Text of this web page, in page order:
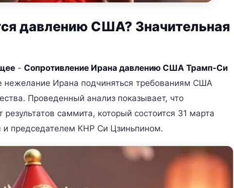
давлению США? Значительная
- Сопротивление Ирана давлению США Трамп-Си
Ирана подчиняться требованиям США
Проведенный анализ показывает, что
саммита, который состоится 31 марта
председателем КНР Си Цзиньпином.